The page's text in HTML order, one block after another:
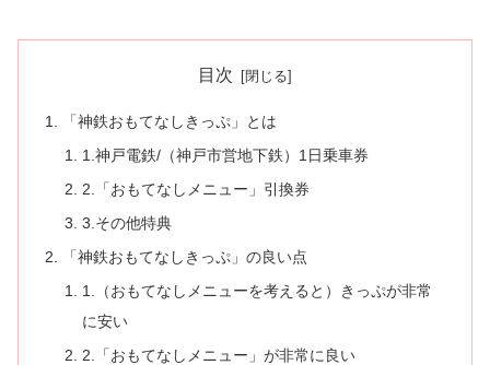
目次
「神鉄おもてなしきっぷ」とは
1.神戸電鉄/（神戸市営地下鉄）1日乗車券
2.「おもてなしメニュー」引換券
3.その他特典
「神鉄おもてなしきっぷ」の良い点
1.（おもてなしメニューを考えると）きっぷが非常
に安い
2.「おもてなしメニュー」が非常に良い